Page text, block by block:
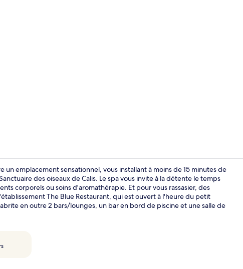
extérieure (ouverte en saison), parasols de plage
Petit
emplacement sensationnel, vous installant à moins de 15 minutes de
des oiseaux de Calis. Le spa vous invite à la détente le temps
corporels ou soins d'aromathérapie. Et pour vous rassasier, des
The Blue Restaurant, qui est ouvert à l'heure du petit
en outre 2 bars/lounges, un bar en bord de piscine et une salle de